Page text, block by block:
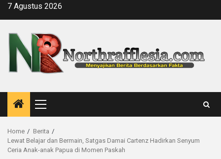
Skip7 Agustus 2026
Primary
Menu
Home
Berita
Lewat Belajar dan Bermain, Satgas Damai Cartenz Hadirkan Senyum
Ceria Anak-anak Papua di Momen Paskah